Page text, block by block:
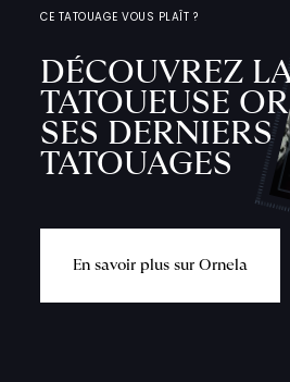
CE TATOUAGE VOUS PLAÎT ?
DÉCOUVREZ
TATOUEUSE
SES DERNIERS
TATOUAGES
En savoir plus sur Ornela